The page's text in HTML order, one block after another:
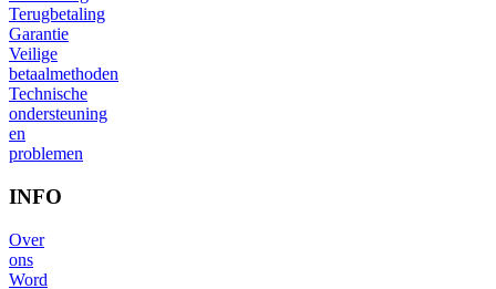
Terugbetaling
Garantie
Veilige
betaalmethoden
Technische
ondersteuning
en
problemen
INFO
Over
ons
Word